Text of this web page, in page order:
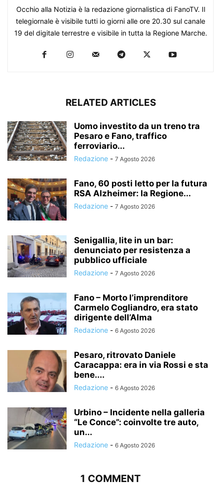
Occhio alla Notizia è la redazione giornalistica di FanoTV. Il
telegiornale è visibile tutti io giorni alle ore 20.30 sul canale
19 del digitale terrestre e visibile in tutta la Regione Marche.
RELATED ARTICLES
Uomo investito da un treno tra
Pesaro e Fano, traffico
ferroviario...
Redazione - 7 Agosto 2026
Fano, 60 posti letto per la futura
RSA Alzheimer: la Regione...
Redazione - 7 Agosto 2026
Senigallia, lite in un bar:
denunciato per resistenza a
pubblico ufficiale
Redazione - 7 Agosto 2026
Fano – Morto l’imprenditore
Carmelo Cogliandro, era stato
dirigente dell’Alma
Redazione - 6 Agosto 2026
Pesaro, ritrovato Daniele
Caracappa: era in via Rossi e sta
bene....
Redazione - 6 Agosto 2026
Urbino – Incidente nella galleria
“Le Conce”: coinvolte tre auto,
un...
Redazione - 6 Agosto 2026
1 COMMENT